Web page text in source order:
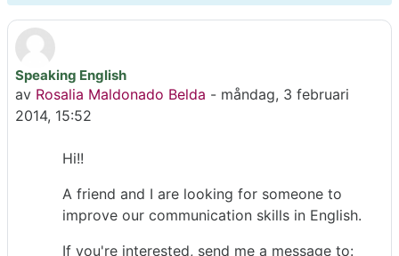
Speaking English
av Rosalia Maldonado Belda - måndag, 3 februari
2014, 15:52
Antal svar: 0
Hi!!
A friend and I are looking for someone to
improve our communication skills in English.
If you're interested, send me a message to: